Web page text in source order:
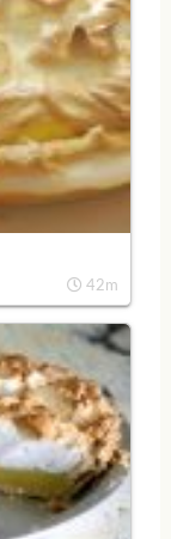
42m